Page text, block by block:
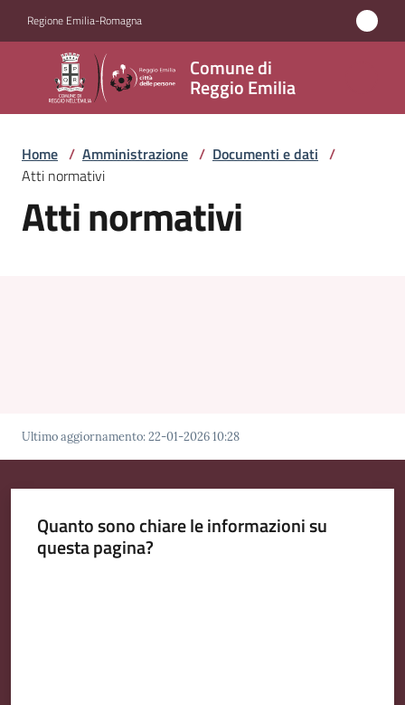
Regione Emilia-Romagna
Comune di
Reggio Emilia
Comune
di
Reggio
Emilia
Amministrazione
Tutti
Home / Amministrazione / Documenti e dati /
Atti normativi
Atti normativi
Ultimo aggiornamento:22-01-2026 10:28
Quanto sono chiare le informazioni su
questa pagina?